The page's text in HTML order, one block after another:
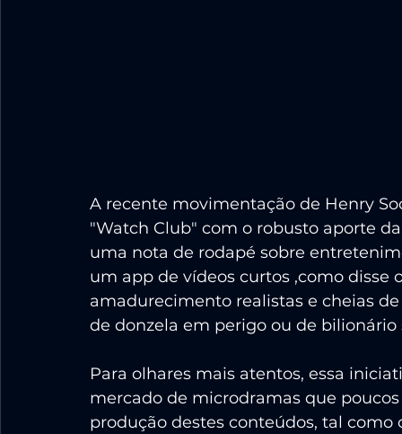
A recente movimentação de Henry
"Watch Club" com o robusto aporte
uma nota de rodapé sobre
um app de vídeos curtos ,como
amadurecimento realistas e cheias
de donzela em perigo ou de bilionário
Para olhares mais atentos, essa
mercado de microdramas que
produção destes conteúdos, tal